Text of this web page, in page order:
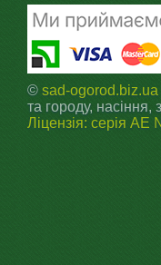
© sad-ogorod.biz.ua
та городу,
Ліцензія: серія